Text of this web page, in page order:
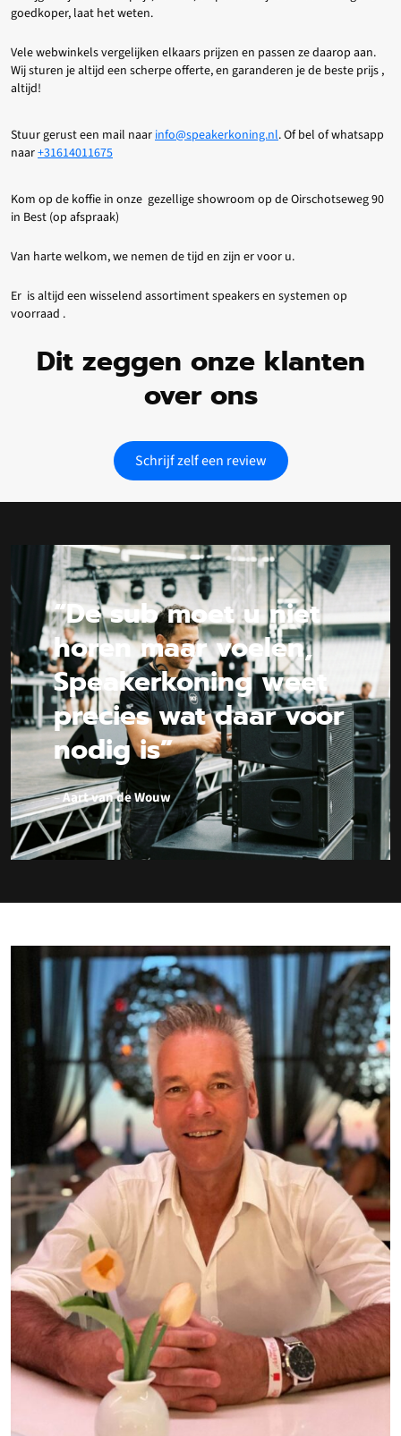
goedkoper, laat het weten.
Vele webwinkels vergelijken elkaars prijzen en passen ze daarop aan.
Wij sturen je altijd een scherpe offerte, en garanderen je de beste prijs ,
altijd!
Stuur gerust een mail naar info@speakerkoning.nl. Of bel of whatsapp
naar+31614011675
Kom op de koffie in onze gezellige showroom op de Oirschotseweg 90
in Best (op afspraak)
Van harte welkom, we nemen de tijd en zijn er voor u.
Er is altijd een wisselend assortiment speakers en systemen op
voorraad .
Dit zeggen onze klanten
over ons
Schrijf zelf een review
“De sub moet u niet
horen maar voelen,
Speakerkoning weet
precies wat daar voor
nodig is”
–Aart van de Wouw